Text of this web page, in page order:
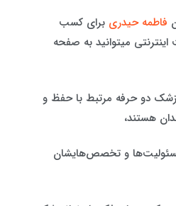
فاطمه حیدری برای کسب
اینترنتی میتوانید به صفحه
دو حرفه مرتبط با حفظ و
هستند،
و تخصص‌هایشان